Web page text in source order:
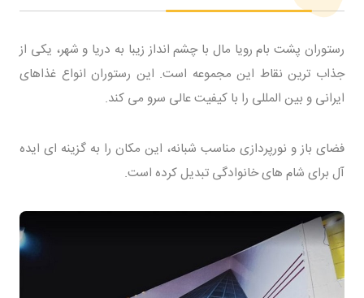
رستوران پشت بام رویا مال با چشم انداز زیبا به دریا و شهر، یکی از
جذاب ترین نقاط این مجموعه است. این رستوران انواع غذاهای
ایرانی و بین المللی را با کیفیت عالی سرو می کند.
فضای باز و نورپردازی مناسب شبانه، این مکان را به گزینه ای ایده
آل برای شام های خانوادگی تبدیل کرده است.